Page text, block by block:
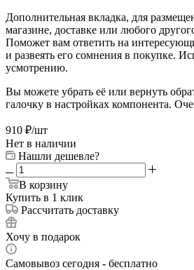
Дополнительная вкладка, для
магазине, доставке или любого
Поможет вам ответить на
и развеять его сомнения в покупке.
усмотрению.
Вы можете убрать её или вернуть
галочку в настройках компонента.
910 ₽/шт
Нет в наличии
Нашли дешевле?
В корзину
Купить в 1 клик
Рассчитать доставку
Хочу в подарок
Самовывоз сегодня - бесплатно